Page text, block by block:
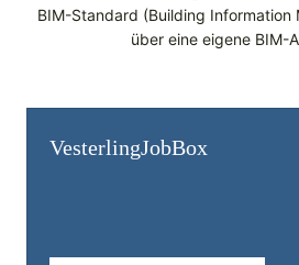
BIM-Standard (Building
über eine eigene BIM-
Vesterling­JobBox